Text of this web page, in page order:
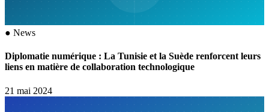
● News
Diplomatie numérique : La Tunisie et la Suède renforcent leurs
liens en matière de collaboration technologique
21 mai 2024